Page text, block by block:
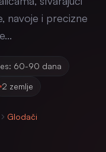
navoje i precizne
60-90 dana
2 zemlje
Glodači